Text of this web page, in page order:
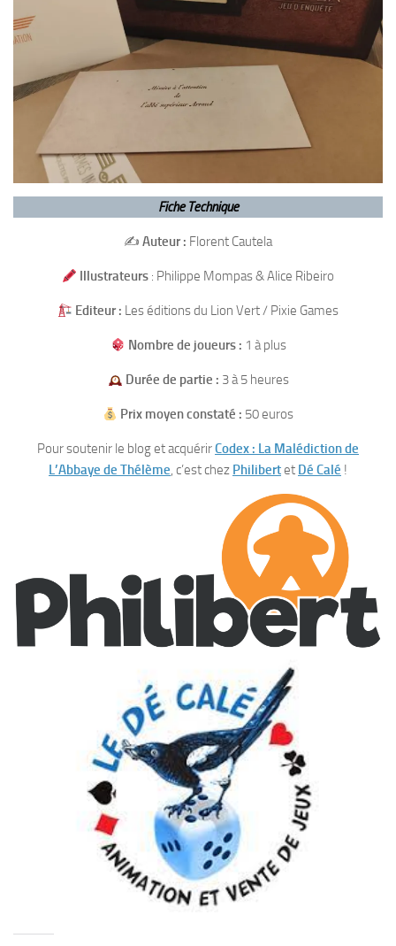
Fiche Technique
✍️ Auteur : Florent Cautela
Illustrateurs : Philippe Mompas & Alice Ribeiro
Editeur : Les éditions du Lion Vert / Pixie Games
Nombre de joueurs : 1 à plus
Durée de partie : 3 à 5 heures
Prix moyen constaté : 50 euros
Pour soutenir le blog et acquérirCodex : La Malédiction de
L’Abbaye de Thélème, c’est chez Philibertet Dé Calé !